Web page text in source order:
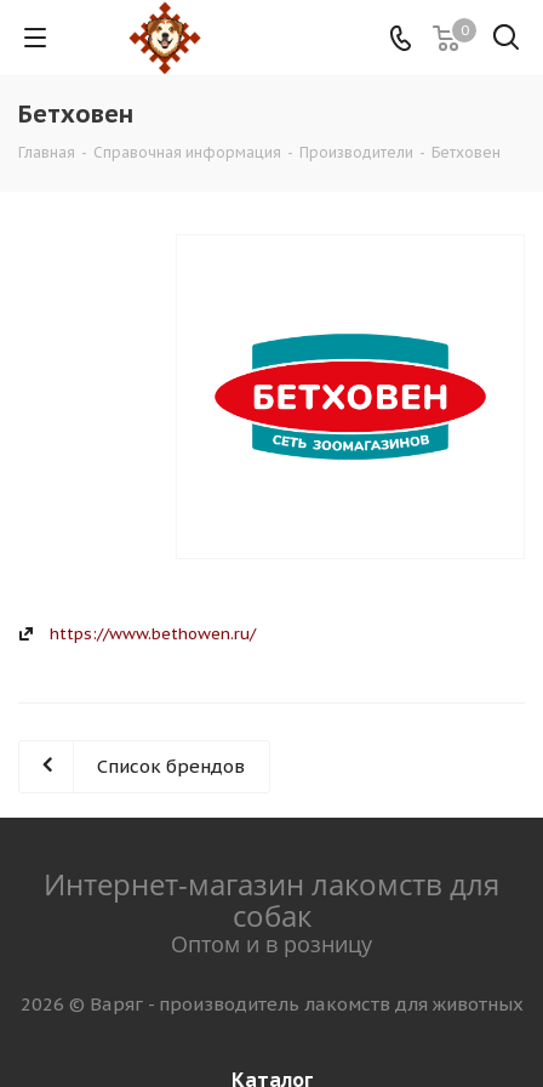
0
Бетховен
Главная - Справочная информация - Производители - Бетховен
https://www.bethowen.ru/
Список брендов
Интернет-магазин лакомств для
собак
Оптом и в розницу
2026 © Варяг - производитель лакомств для животных
Каталог